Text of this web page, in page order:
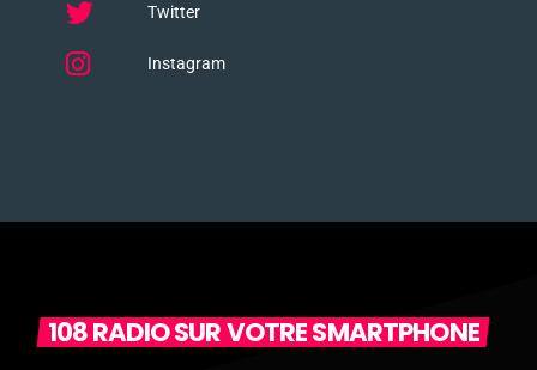
Twitter
Instagram
108 RADIO SUR VOTRE SMARTPHONE